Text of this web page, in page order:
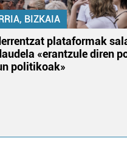
BIZKAIA
plataformak
«erantzule diren
politikoak»